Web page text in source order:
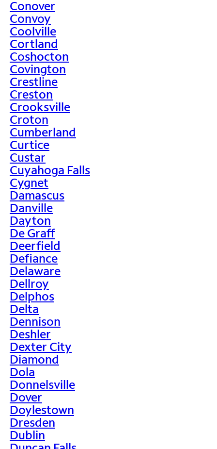
Conover
Convoy
Coolville
Cortland
Coshocton
Covington
Crestline
Creston
Crooksville
Croton
Cumberland
Curtice
Custar
Cuyahoga Falls
Cygnet
Damascus
Danville
Dayton
De Graff
Deerfield
Defiance
Delaware
Dellroy
Delphos
Delta
Dennison
Deshler
Dexter City
Diamond
Dola
Donnelsville
Dover
Doylestown
Dresden
Dublin